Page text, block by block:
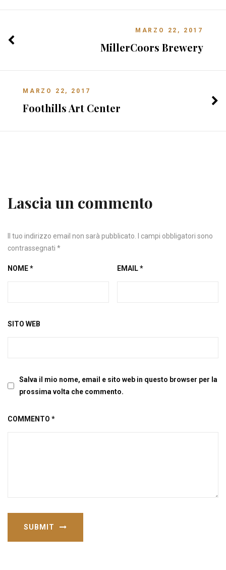
MARZO 22, 2017
MillerCoors Brewery
MARZO 22, 2017
Foothills Art Center
Lascia un commento
Il tuo indirizzo email non sarà pubblicato.
I campi obbligatori sono
contrassegnati *
NOME* EMAIL*
SITO WEB
Salva il mio nome, email e sito web in questo browser per la
prossima volta che commento.
COMMENTO *
SUBMIT